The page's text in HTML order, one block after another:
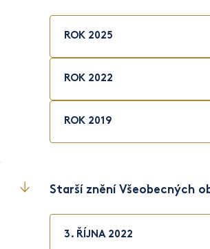
ROK 2025
ROK 2022
ROK 2019
Starší znění Všeobecných
3. ŘÍJNA 2022